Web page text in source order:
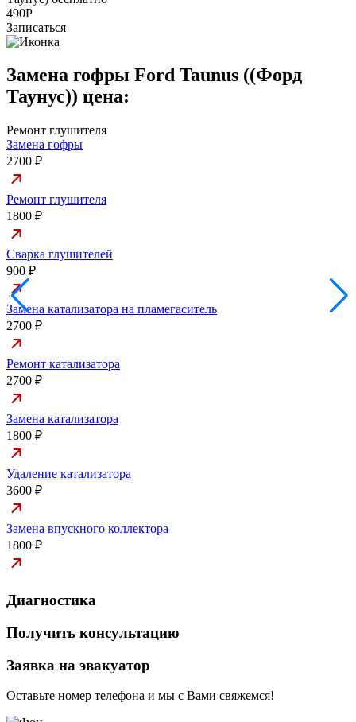
490Р
Записаться
Замена гофры Ford Taunus ((Форд
Таунус)) цена:
Ремонт глушителя
Замена гофры
2700 ₽
Ремонт глушителя
1800 ₽
Сварка глушителей
900 ₽
Замена катализатора на пламегаситель
2700 ₽
Ремонт катализатора
2700 ₽
Замена катализатора
1800 ₽
Удаление катализатора
3600 ₽
Замена впускного коллектора
1800 ₽
Диагностика
Получить консультацию
Заявка на эвакуатор
Оставьте номер телефона и мы с Вами свяжемся!